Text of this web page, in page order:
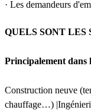
· Les demandeurs
QUELS SONT LES
Principalement dans
Construction neuve
chauffage…)